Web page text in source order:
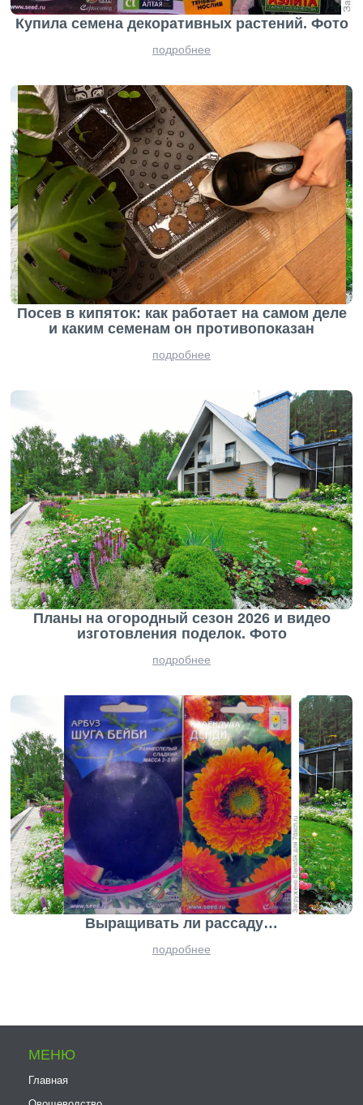
Купила семена декоративных растений. Фото
подробнее
Посев в кипяток: как работает на самом деле
и каким семенам он противопоказан
подробнее
Планы на огородный сезон 2026 и видео
изготовления поделок. Фото
подробнее
Выращивать ли рассаду…
подробнее
МЕНЮ
Главная